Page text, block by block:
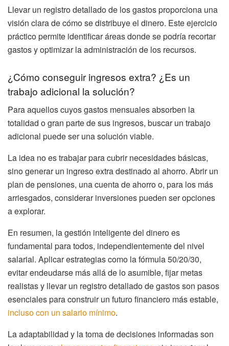
Llevar un registro detallado de los gastos proporciona una
visión clara de cómo se distribuye el dinero. Este ejercicio
práctico permite identificar áreas donde se podría recortar
gastos y optimizar la administración de los recursos.
¿Cómo conseguir ingresos extra? ¿Es un
trabajo adicional la solución?
Para aquellos cuyos gastos mensuales absorben la
totalidad o gran parte de sus ingresos, buscar un trabajo
adicional puede ser una solución viable.
La idea no es trabajar para cubrir necesidades básicas,
sino generar un ingreso extra destinado al ahorro. Abrir un
plan de pensiones, una cuenta de ahorro o, para los más
arriesgados, considerar inversiones pueden ser opciones
a explorar.
En resumen, la gestión inteligente del dinero es
fundamental para todos, independientemente del nivel
salarial. Aplicar estrategias como la fórmula 50/20/30,
evitar endeudarse más allá de lo asumible, fijar metas
realistas y llevar un registro detallado de gastos son pasos
esenciales para construir un futuro financiero más estable,
incluso con un salario mínimo.
La adaptabilidad y la toma de decisiones informadas son